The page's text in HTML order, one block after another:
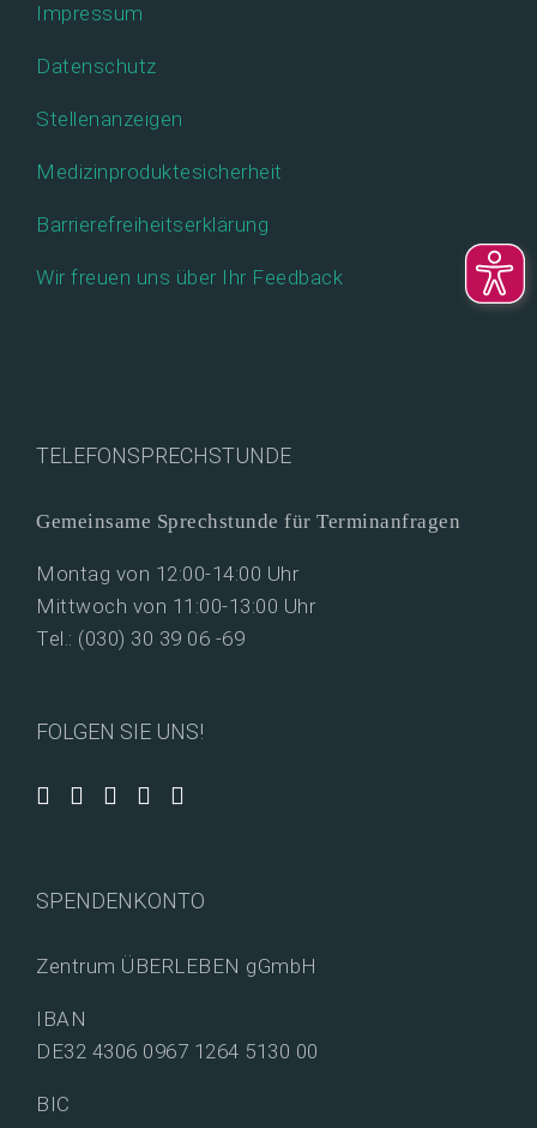
Impressum
Datenschutz
Stellenanzeigen
Medizinproduktesicherheit
Barrierefreiheitserklärung
Wir freuen uns über Ihr Feedback
TELEFONSPRECHSTUNDE
Gemeinsame Sprechstunde für Terminanfragen
Montag von 12:00-14:00 Uhr
Mittwoch von 11:00-13:00 Uhr
Tel.: (030) 30 39 06 -69
FOLGEN SIE UNS!
SPENDENKONTO
Zentrum ÜBERLEBEN gGmbH
IBAN
DE32 4306 0967 1264 5130 00
BIC